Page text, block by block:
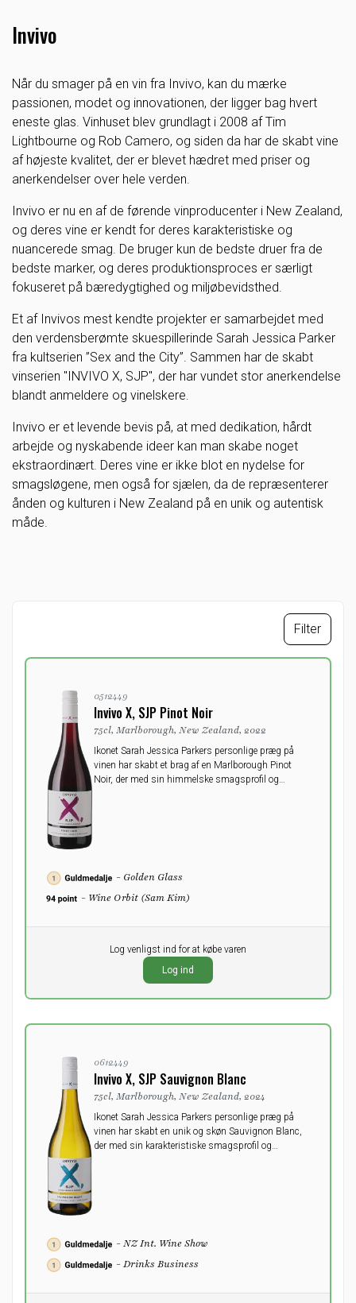
Invivo
Når du smager på en vin fra Invivo, kan du mærke
passionen, modet og innovationen, der ligger bag hvert
eneste glas. Vinhuset blev grundlagt i 2008 af Tim
Lightbourne og Rob Camero, og siden da har de skabt vine
af højeste kvalitet, der er blevet hædret med priser og
anerkendelser over hele verden.
Invivo er nu en af de førende vinproducenter i New Zealand,
og deres vine er kendt for deres karakteristiske og
nuancerede smag. De bruger kun de bedste druer fra de
bedste marker, og deres produktionsproces er særligt
fokuseret på bæredygtighed og miljøbevidsthed.
Et af Invivos mest kendte projekter er samarbejdet med
den verdensberømte skuespillerinde Sarah Jessica Parker
fra kultserien ”Sex and the City”. Sammen har de skabt
vinserien "INVIVO X, SJP", der har vundet stor anerkendelse
blandt anmeldere og vinelskere.
Invivo er et levende bevis på, at med dedikation, hårdt
arbejde og nyskabende ideer kan man skabe noget
ekstraordinært. Deres vine er ikke blot en nydelse for
smagsløgene, men også for sjælen, da de repræsenterer
ånden og kulturen i New Zealand på en unik og autentisk
måde.
Filter
0512449
Invivo X, SJP Pinot Noir
75cl, Marlborough, New Zealand, 2022
Ikonet Sarah Jessica Parkers personlige præg på
vinen har skabt et brag af en Marlborough Pinot
Noir, der med sin himmelske smagsprofil og
- Golden Glass
- Wine Orbit (Sam Kim)
Log venligst ind for at købe varen
Log ind
0612449
Invivo X, SJP Sauvignon Blanc
75cl, Marlborough, New Zealand, 2024
Ikonet Sarah Jessica Parkers personlige præg på
vinen har skabt en unik og skøn Sauvignon Blanc,
der med sin karakteristiske smagsprofil og
- NZ Int. Wine Show
- Drinks Business